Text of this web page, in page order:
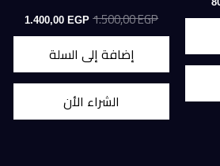
1.500,00EGP
السعر
1.500,00 EGP.
1.400,00 EGP
السعر
إضافة إلى السلة
الشراء الأن